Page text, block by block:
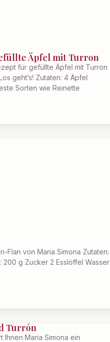
Äpfel mit Turron
für gefüllte Äpfel mit Turron
geht’s! Zutaten: 4 Äpfel
Sorten wie Reinette
Flan von Maria Simona Zutaten:
200 g Zucker 2 Esslöffel Wasser
Turrón
Ihnen Maria Simona ein